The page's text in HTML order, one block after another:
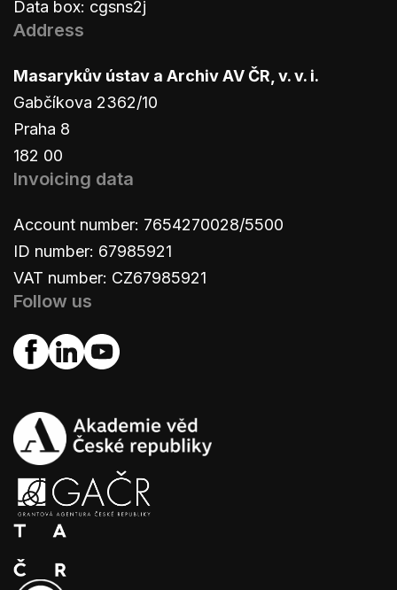
Data box: cgsns2j
Address
Masarykův ústav a Archiv AV ČR, v. v. i.
Gabčíkova 2362/10
Praha 8
182 00
Invoicing data
Account number: 7654270028/5500
ID number: 67985921
VAT number: CZ67985921
Follow us